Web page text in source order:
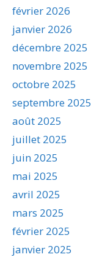
février 2026
janvier 2026
décembre 2025
novembre 2025
octobre 2025
septembre 2025
août 2025
juillet 2025
juin 2025
mai 2025
avril 2025
mars 2025
février 2025
janvier 2025